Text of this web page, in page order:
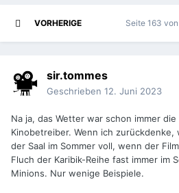
VORHERIGE Seite 163
sir.tommes
Geschrieben 12. Juni 2023
Na ja, das Wetter war schon immer
Kinobetreiber. Wenn ich
der Saal im Sommer voll, wenn der
Fluch der Karibik-Reihe fast immer im
Minions. Nur wenige Beispiele.